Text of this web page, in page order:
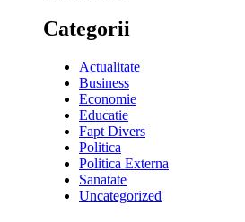
Categorii
Actualitate
Business
Economie
Educatie
Fapt Divers
Politica
Politica Externa
Sanatate
Uncategorized